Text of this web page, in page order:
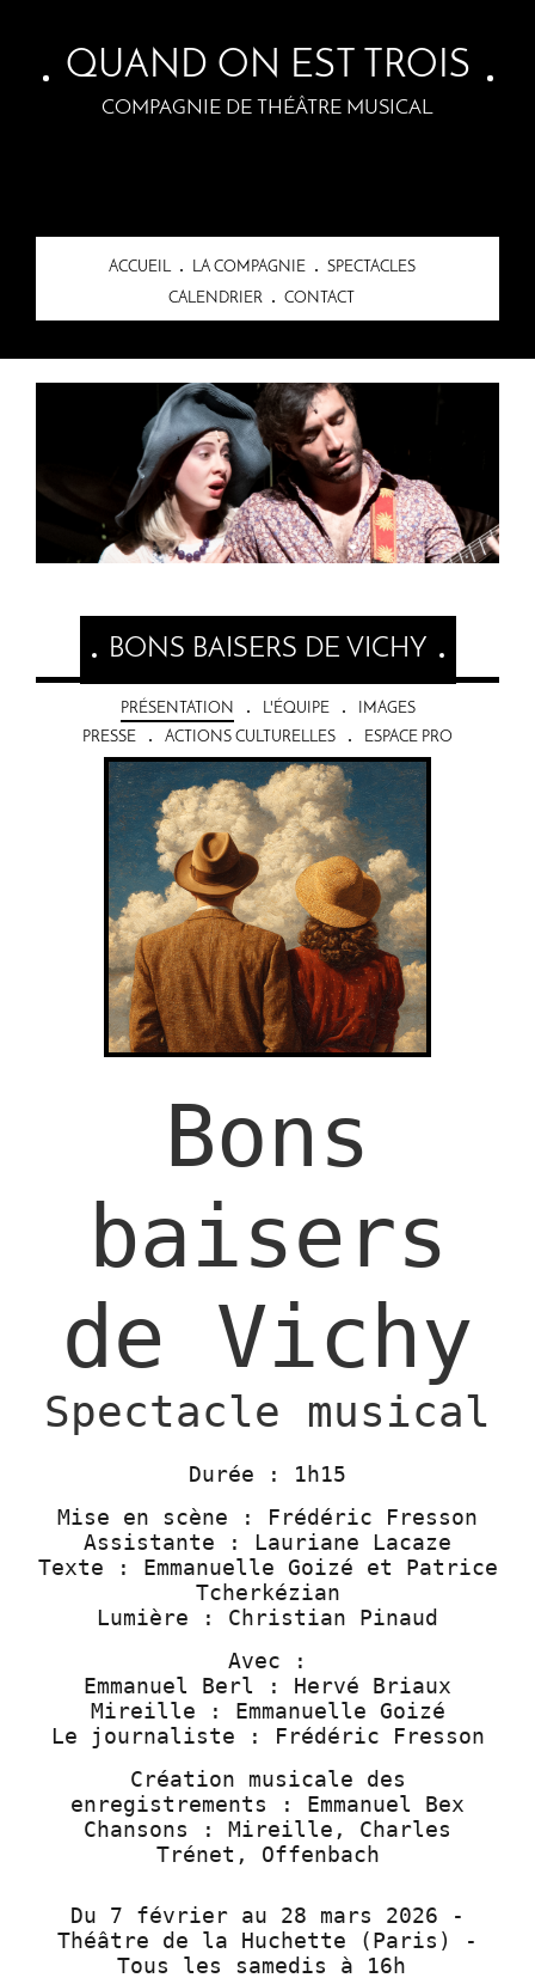
QUAND ON EST TROIS
COMPAGNIE DE THÉÂTRE MUSICAL
ACCUEIL LA COMPAGNIE
SPECTACLES
CALENDRIER
CONTACT
BONS BAISERS DE VICHY
PRÉSENTATION L'ÉQUIPE
IMAGES
PRESSE
ACTIONS CULTURELLES ESPACE PRO
Bons
baisers
de Vichy
Spectacle musical
Durée : 1h15
Mise en scène : Frédéric Fresson
Assistante : Lauriane Lacaze
Texte : Emmanuelle Goizé et Patrice
Tcherkézian
Lumière : Christian Pinaud
Avec :
Emmanuel Berl : Hervé Briaux
Mireille : Emmanuelle Goizé
Le journaliste : Frédéric Fresson
Création musicale des
enregistrements : Emmanuel Bex
Chansons : Mireille, Charles
Trénet, Offenbach
Du 7 février au 28 mars 2026 -
Théâtre de la Huchette (Paris) -
Tous les samedis à 16h